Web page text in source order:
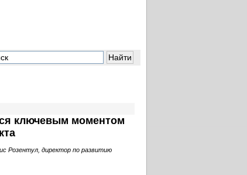
ключевым моментом
Розентул, директор по развитию